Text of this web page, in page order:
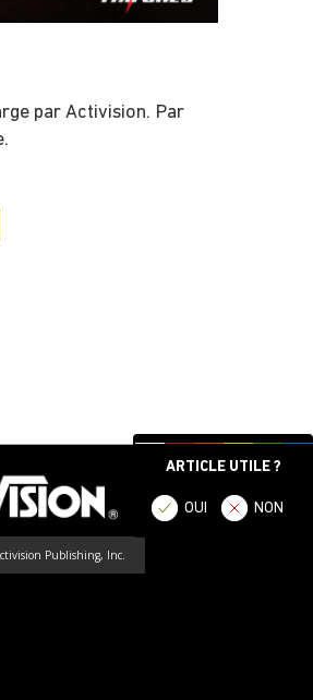
ARTICLE UTILE ?
OUI NON
par Activision. Par
Publishing, Inc.